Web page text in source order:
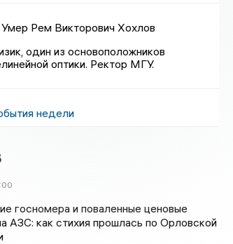
Умер Рем Викторович Хохлов
один из основоположников
оптики. Ректор МГУ.
недели
госномера и поваленные ценовые
АЗС: как стихия прошлась по Орловской